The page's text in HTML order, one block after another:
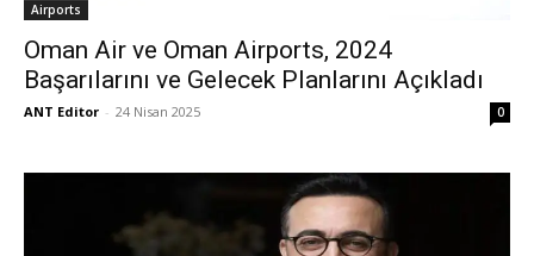
Airports
Oman Air ve Oman Airports, 2024
Başarılarını ve Gelecek Planlarını Açıkladı
ANT Editor - 24 Nisan 2025 0